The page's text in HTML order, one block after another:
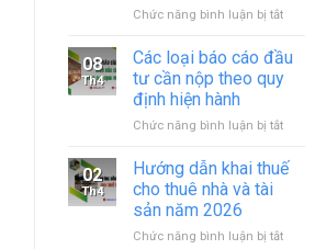
cơ
in
mới
nghiệp
quy
Chức năng bình luận bị tắtở
kiện
đầu
ra
nhất
08
Th4
Các loại báo cáo đầu
tư cần nộp theo quy
định hiện hành
Chức năng bình luận bị tắtở
loại
báo
tư
02
Th4
Hướng dẫn khai thuế
cho thuê nhà và tài
sản năm 2026
Chức năng bình luận bị tắtở